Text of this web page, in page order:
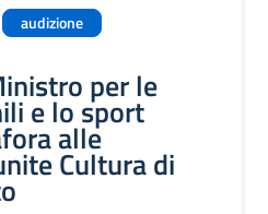
audizione
per le
e lo sport
alle
Cultura di